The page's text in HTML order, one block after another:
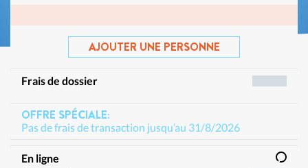
AJOUTER UNE PERSONNE
Frais de dossier
OFFRE SPÉCIALE:
Pas de frais de transaction jusqu’au 31/8/2026
En ligne